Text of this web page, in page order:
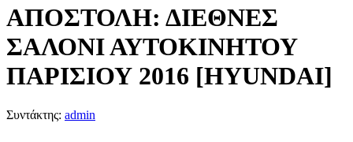
ΑΠΟΣΤΟΛΗ: ΔΙΕΘΝΕΣ
ΣΑΛΟΝΙ ΑΥΤΟΚΙΝΗΤΟΥ
ΠΑΡΙΣΙΟΥ 2016 [HYUNDAI]
Συντάκτης: admin